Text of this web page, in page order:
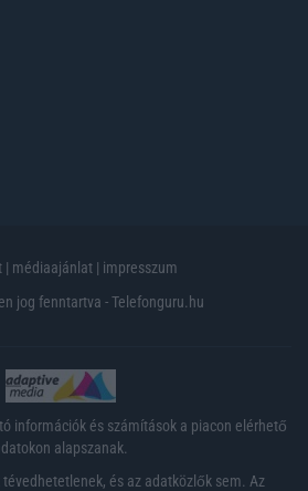
| médiaajánlat | impresszum
jog fenntartva - Telefonguru.hu
információk és számítások a piacon elérhető
alapszanak.
és az adatközlők sem. Az